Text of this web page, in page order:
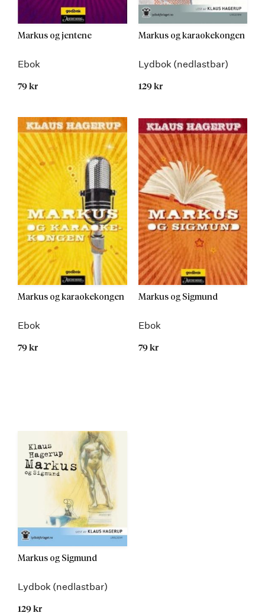
Markus og jentene
Ebok
79 kr
Markus og karaokekongen
Lydbok (nedlastbar)
129 kr
Markus og karaokekongen
Ebok
79 kr
Markus og Sigmund
Ebok
79 kr
Markus og Sigmund
Lydbok (nedlastbar)
129 kr